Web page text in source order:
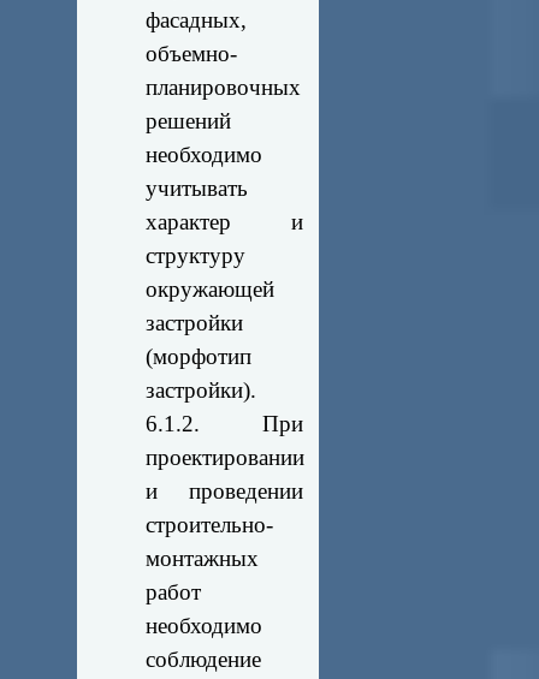
фасадных,
объемно-
планировочных
решений
необходимо
учитывать
характер и
структуру
окружающей
застройки
(морфотип
застройки).
6.1.2. При
проектировании
и проведении
строительно-
монтажных
работ
необходимо
соблюдение